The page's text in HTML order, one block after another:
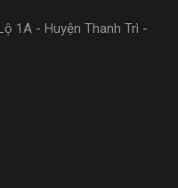
1A - Huyện Thanh Trì -